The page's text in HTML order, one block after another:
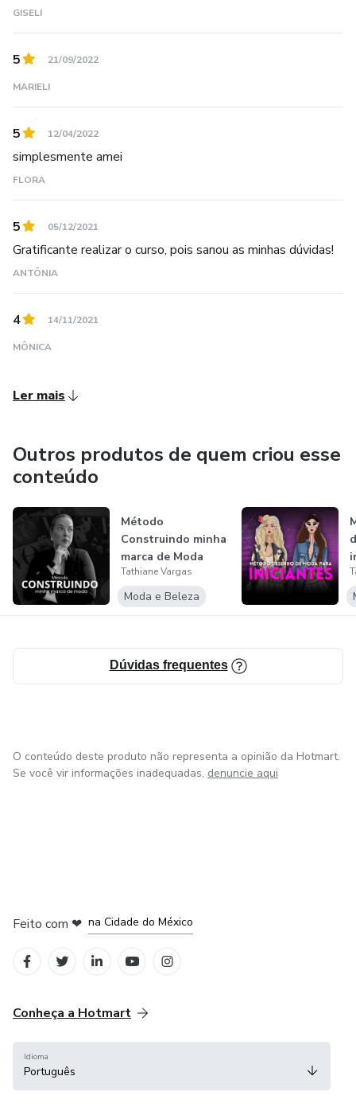
GISELI
5 21/09/2022
MARIELI
5 12/04/2022
simplesmente amei
FLORA
5 05/12/2021
Gratificante realizar o curso, pois sanou as minhas dúvidas!
ANTÔNIA
4 14/11/2021
MÔNICA
Ler mais
Outros produtos de quem criou esse
conteúdo
Método
Construindo minha
marca de Moda
Tathiane Vargas
Moda e Beleza
Dúvidas frequentes
O conteúdo deste produto não representa a opinião da Hotmart.
Se você vir informações inadequadas, denuncie aqui
Feito com ❤ na Cidade do México
Conheça a Hotmart
Idioma
Português